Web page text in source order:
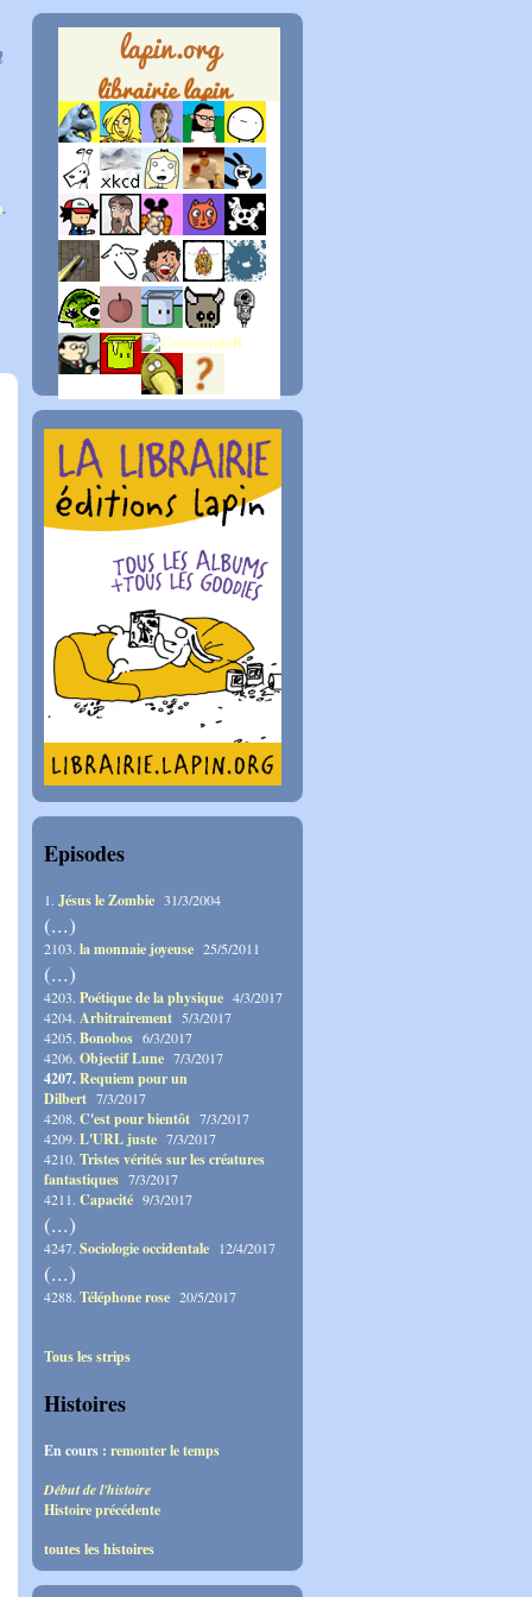
.
Episodes
1. Jésus le Zombie 31/3/2004
(...)
2103. la monnaie joyeuse 25/5/2011
(...)
4203. Poétique de la physique 4/3/2017
4204. Arbitrairement 5/3/2017
4205. Bonobos 6/3/2017
4206. Objectif Lune 7/3/2017
4207.Requiem pour un
Dilbert 7/3/2017
4208. C'est pour bientôt 7/3/2017
4209. L'URL juste 7/3/2017
4210. Tristes vérités sur les créatures
fantastiques 7/3/2017
4211. Capacité 9/3/2017
(...)
4247. Sociologie occidentale 12/4/2017
(...)
4288. Téléphone rose 20/5/2017
Tous les strips
Histoires
En cours : remonter le temps
Début de l'histoire
Histoire précédente
toutes les histoires